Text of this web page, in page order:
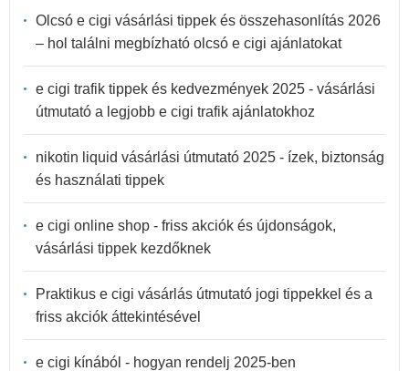
Olcsó e cigi vásárlási tippek és összehasonlítás 2026
– hol találni megbízható olcsó e cigi ajánlatokat
e cigi trafik tippek és kedvezmények 2025 - vásárlási
útmutató a legjobb e cigi trafik ajánlatokhoz
nikotin liquid vásárlási útmutató 2025 - ízek, biztonság
és használati tippek
e cigi online shop - friss akciók és újdonságok,
vásárlási tippek kezdőknek
Praktikus e cigi vásárlás útmutató jogi tippekkel és a
friss akciók áttekintésével
e cigi kínából - hogyan rendelj 2025-ben